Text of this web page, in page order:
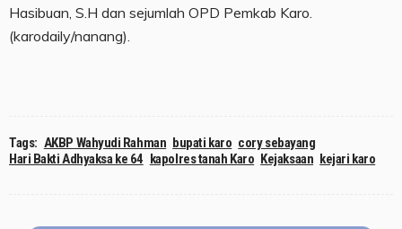
Hasibuan, S.H dan sejumlah OPD Pemkab Karo.
(karodaily/nanang).
Tags: AKBP Wahyudi Rahman bupati karo cory sebayang
Hari Bakti Adhyaksa ke 64 kapolres tanah Karo Kejaksaan kejari karo